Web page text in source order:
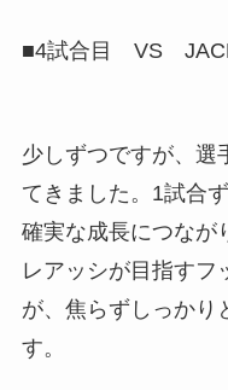
■4試合目 VS
少しずつですが、選
てきました。1試合
確実な成長につなが
レアッシが目指すフ
が、焦らずしっかり
す。